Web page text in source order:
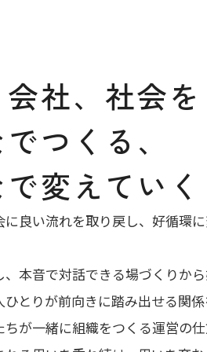
社、社会を
つくる、
変えていく
に良い流れを取り戻し、好循環
、本音で対話できる場づくりか
ひとりが前向きに踏み出せる関
ちが一緒に組織をつくる運営の